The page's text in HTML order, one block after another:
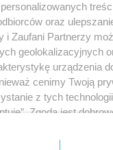
oraz
i Zaufani Partnerzy
geolokalizacyjnych
urządzenia
cenimy Twoją
z tych
Zgoda jest
się w lewym